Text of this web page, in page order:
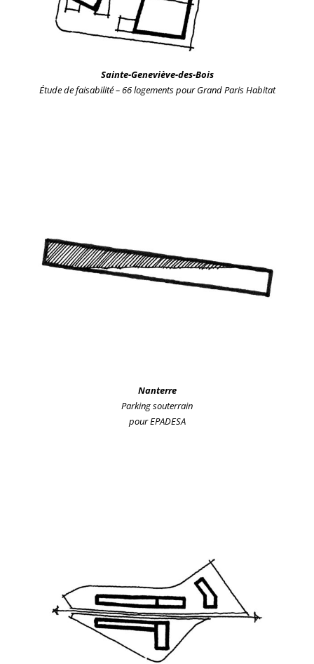
Sainte-Geneviève-des-Bois
Étude de faisabilité – 66 logementspour Grand Paris Habitat
Nanterre
Parking souterrain
pour EPADESA